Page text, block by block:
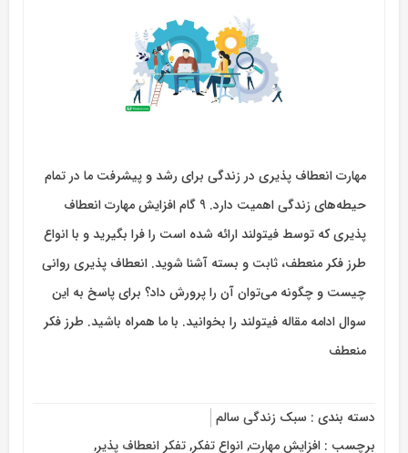
مهارت انعطاف پذیری در زندگی برای رشد و پیشرفت ما در تمام
حیطه‌های زندگی اهمیت دارد. 9 گام افزایش مهارت انعطاف
پذیری که توسط فیتولند ارائه شده است را فرا بگیرید و با انواع
طرز فکر منعطف، ثابت و بسته آشنا شوید. انعطاف پذیری روانی
چیست و چگونه می‌توان آن را پرورش داد؟ برای پاسخ به این
سوال ادامه مقاله فیتولند را بخوانید. با ما همراه باشید. طرز فکر
منعطف
دسته بندی : سبک زندگی سالم
برچسب : افزایش مهارت,انواع تفکر,تفکر انعطاف پذیر,